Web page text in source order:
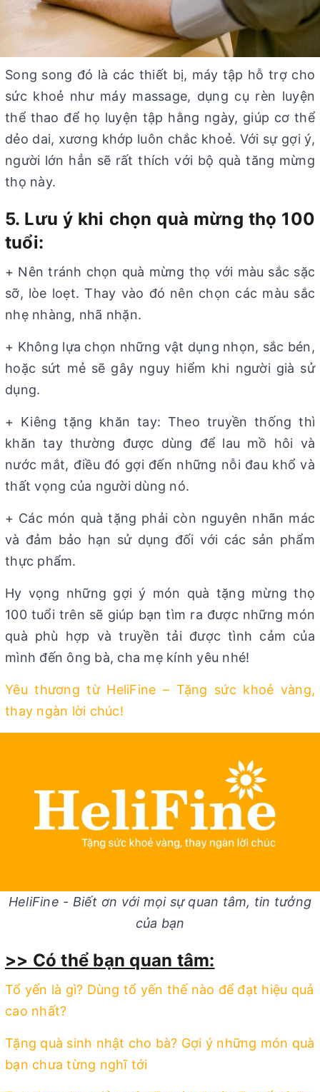
Song song đó là các thiết bị, máy tập hỗ trợ cho
sức khoẻ như máy massage, dụng cụ rèn luyện
thể thao để họ luyện tập hằng ngày, giúp cơ thể
dẻo dai, xương khớp luôn chắc khoẻ. Với sự gợi ý,
người lớn hẳn sẽ rất thích với bộ quà tăng mừng
thọ này.
5. Lưu ý khi chọn quà mừng thọ 100
tuổi:
+ Nên tránh chọn quà mừng thọ với màu sắc sặc
sỡ, lòe loẹt. Thay vào đó nên chọn các màu sắc
nhẹ nhàng, nhã nhặn.
+ Không lựa chọn những vật dụng nhọn, sắc bén,
hoặc sứt mẻ sẽ gây nguy hiểm khi người già sử
dụng.
+ Kiêng tặng khăn tay: Theo truyền thống thì
khăn tay thường được dùng để lau mồ hôi và
nước mắt, điều đó gợi đến những nỗi đau khổ và
thất vọng của người dùng nó.
+ Các món quà tặng phải còn nguyên nhãn mác
và đảm bảo hạn sử dụng đối với các sản phẩm
thực phẩm.
Hy vọng những gợi ý món quà tặng mừng thọ
100 tuổi trên sẽ giúp bạn tìm ra được những món
quà phù hợp và truyền tải được tình cảm của
mình đến ông bà, cha mẹ kính yêu nhé!
Yêu thương từ HeliFine – Tặng sức khoẻ vàng,
thay ngàn lời chúc!
HeliFine - Biết ơn với mọi sự quan tâm, tin tưởng
của bạn
>> Có thể bạn quan tâm:
Tổ yến là gì? Dùng tổ yến thế nào để đạt hiệu quả
cao nhất?
Tặng quà sinh nhật cho bà? Gợi ý những món quà
bạn chưa từng nghĩ tới